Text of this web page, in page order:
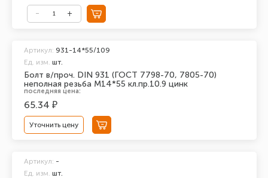
Болт в/проч. DIN 931 (ГОСТ 7798-70, 7805-70)
неполная резьба М14*55 кл.пр.10.9 цинк
Артикул: 931-14*55/109
Ед. изм. шт.
последняя цена:
65.34 ₽
Уточнить цену
Артикул: -
Ед. изм. шт.